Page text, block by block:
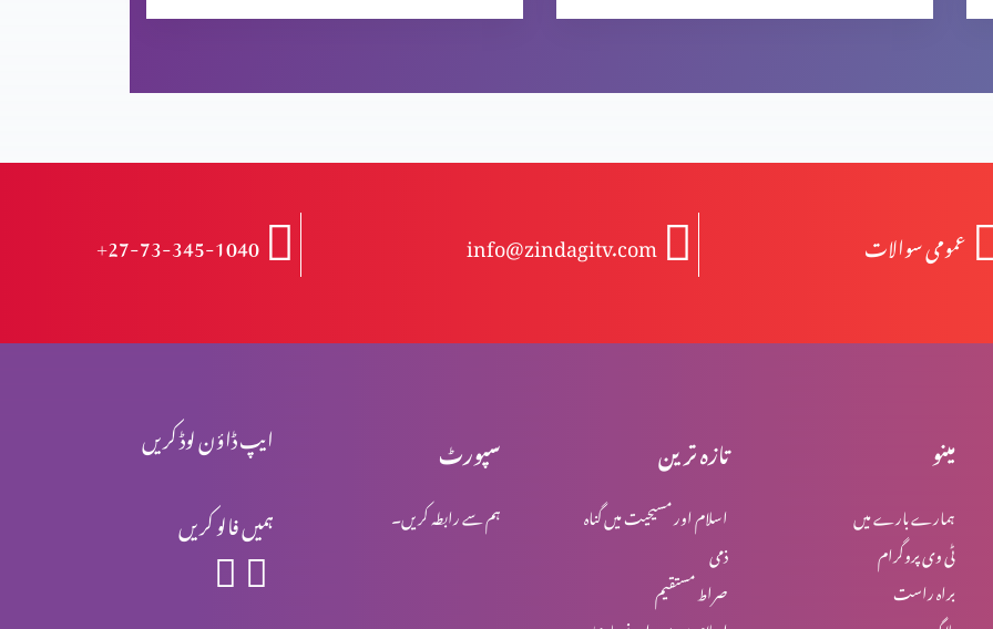
+27-73-345-1040 info@zindagitv.com عمومی سوالات
ایپ ڈاؤن لوڈ کریں
ہمیں فالو کریں
سپورٹ
ہم سے رابطہ کریں۔
تازہ ترین
اسلام اور مسیحیت میں گناہ
ذمی
صراط مستقیم
مینو
ہمارے بارے میں
ٹی وی پروگرام
براہ راست